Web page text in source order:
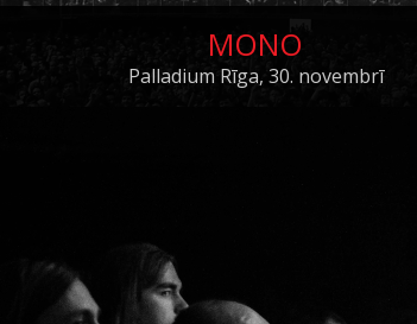
MONO
Palladium Rīga, 30. novembrī